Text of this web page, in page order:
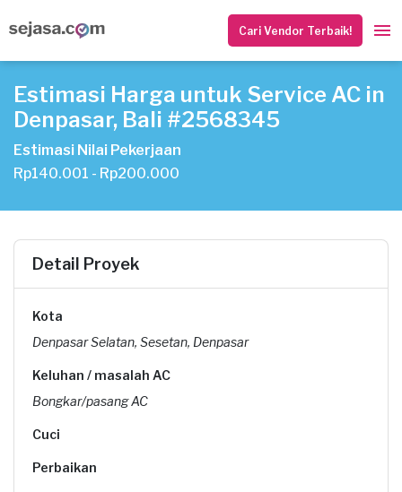
Cari Vendor Terbaik!
Estimasi Harga untuk Service AC in
Denpasar, Bali #2568345
Estimasi Nilai Pekerjaan
Rp140.001 - Rp200.000
Detail Proyek
Kota
Denpasar Selatan, Sesetan, Denpasar
Keluhan / masalah AC
Bongkar/pasang AC
Cuci
Perbaikan